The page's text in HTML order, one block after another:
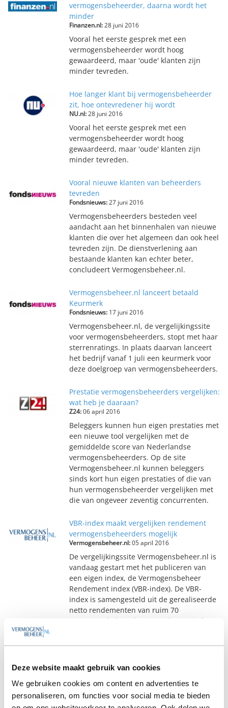
Deze website maakt gebruik van cookies
We gebruiken cookies om content en advertenties te
personaliseren, om functies voor social media te bieden
vermogensbeheerder, daarna wordt het
minder
Finanzen.nl:28 juni 2016
Vooral het eerste gesprek met een
vermogensbeheerder wordt hoog
gewaardeerd, maar 'oude' klanten zijn
minder tevreden.
Hoe langer klant bij vermogensbeheerder
zit, hoe ontevredener hij wordt
NU.nl:28 juni 2016
Vooral het eerste gesprek met een
vermogensbeheerder wordt hoog
gewaardeerd, maar 'oude' klanten zijn
minder tevreden.
Vooral nieuwe klanten van beheerders
tevreden
Fondsnieuws:27 juni 2016
Vermogensbeheerders besteden veel
aandacht aan het binnenhalen van nieuwe
klanten die over het algemeen dan ook heel
tevreden zijn. De dienstverlening aan
bestaande klanten kan echter beter,
concludeert Vermogensbeheer.nl.
Vermogensbeheer.nl lanceert betaald
Keurmerk
Fondsnieuws: 17 juni 2016
Vermogensbeheer.nl, de vergelijkingssite
voor vermogensbeheerders, stopt met haar
sterrenratings. In plaats daarvan lanceert
het bedrijf vanaf 1 juli een keurmerk voor
deze doelgroep van vermogensbeheerders.
Prestatie vermogensbeheerders vergelijken:
wat heb je daaraan?
Z24:06 april 2016
Beleggers kunnen hun eigen prestaties met
een nieuwe tool vergelijken met de
gemiddelde score van Nederlandse
vermogensbeheerders. Op de site
Vermogensbeheer.nl kunnen beleggers
sinds kort hun eigen prestaties of die van
hun vermogensbeheerder vergelijken met
die van ongeveer zeventig concurrenten.
VBR-index maakt vergelijken rendement
vermogensbeheerders mogelijk
Vermogensbeheer.nl:05 april 2016
De vergelijkingssite Vermogensbeheer.nl is
vandaag gestart met het publiceren van
een eigen index, de Vermogensbeheer
Rendement index (VBR-index). De VBR-
index is samengesteld uit de gerealiseerde
netto rendementen van ruim 70
vermogensbeheerders. Met de VBR-index
vergelijken en beoordelen.
Vermogensbeheer.nl gaat rendementen
benchmarken
Fondsnieuws: 05 april 2016